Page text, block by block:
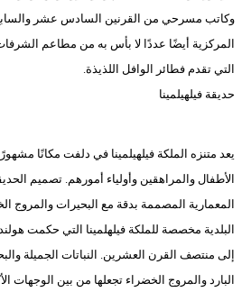
وكاتب مسرحي من القرنين السادس عشر
المركزية أيضًا عددًا لا بأس به من مطاعم
التي تقدم فطائر الوافل اللذيذة.
حديقة فيلهيلمينا
يعد متنزه الملكة فيلهيلمينا في دلفت مكانًا
الأطفال والمراهقين وأولياء أمورهم. تصميم
المعمارية المصممة بدقة مع البحيرات والمروج
البلدية مخصصة للملكة فيلهلمينا التي حكمت
إلى منتصف القرن العشرين. النباتات الجميلة
البارد والمروج الخضراء تجعلها من بين الوجهات